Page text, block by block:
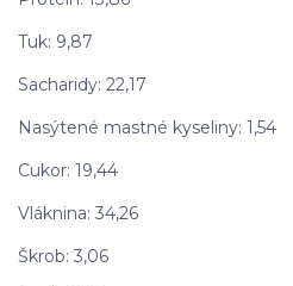
Tuk: 9,87
Sacharidy: 22,17
Nasýtené mastné kyseliny: 1,54
Cukor: 19,44
Vláknina: 34,26
Škrob: 3,06